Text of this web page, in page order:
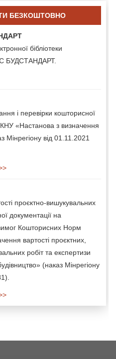
БЕЗКОШТОВНО
бібліотеки
БУДСТАНДАРТ.
і перевірки кошторисної
КНУ «Настанова з визначення
Мінрегіону від 01.11.2021
проєктно-вишукувальних
документації на
Кошторисних Норм
вартості проєктних,
робіт та експертизи
(наказ Мінрегіону